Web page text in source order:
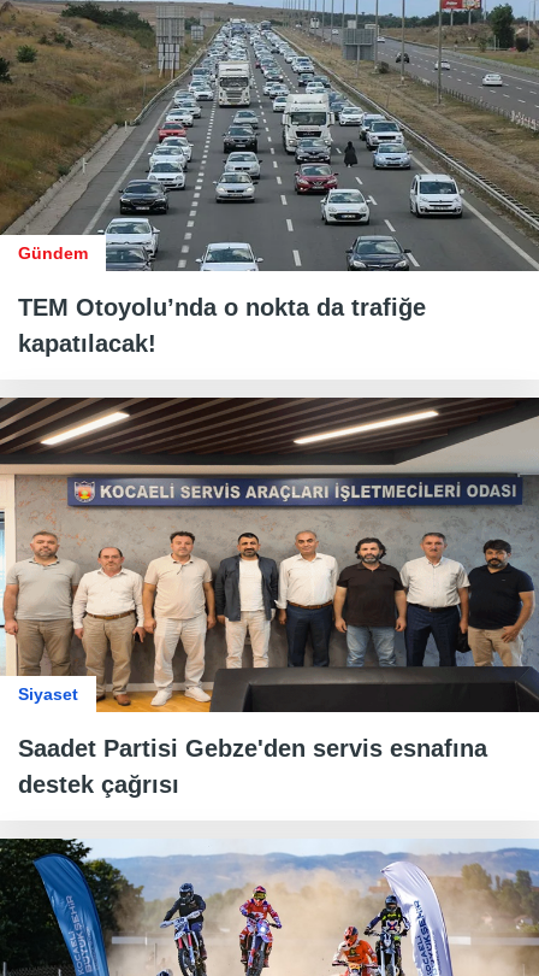
Gündem
TEM Otoyolu’nda o nokta da trafiğe
kapatılacak!
Siyaset
Saadet Partisi Gebze'den servis esnafına
destek çağrısı